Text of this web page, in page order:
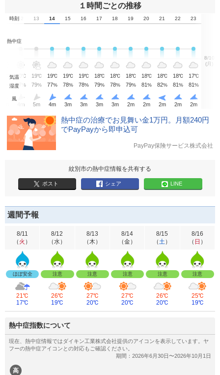
１時間ごとの推移
時刻12 13 14 15 16 17 18 19 20 21 22 23
8/10
(月)
熱中症
気温
℃ 20 ℃ 19℃ 19℃ 19℃ 19℃ 18℃ 18℃ 18℃ 18℃ 18℃ 18℃ 17℃
湿度
% 77 % 79% 77% 78% 78% 79% 78% 79% 81% 82% 81% 81%
風
m 5m 4m 3m 3m 3m 3m 2m 2m 2m 2m 2m
熱中症の治療でお見舞い金1万円。月額240円
でPayPayから即申込可
PayPay保険サービス株式会社
紋別市の熱中症情報を共有する
ポスト シェア LINE
週間予報
8/11
（ 火 ）
ほぼ安全
21℃
17℃
8/12
（水）
注意
26℃
19℃
8/13
（木）
注意
27℃
20℃
8/14
（金）
注意
27℃
20℃
8/15
（土）
注意
26℃
20℃
8/16
（ 日 ）
注意
25℃
19℃
熱中症指数について
高